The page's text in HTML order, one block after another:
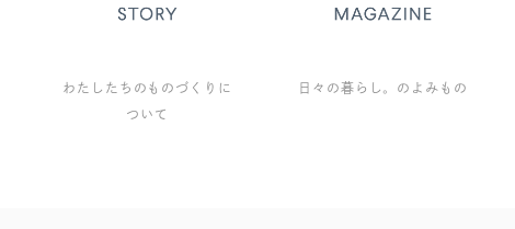
わたしたちのものづくりに
ついて
日々の暮らし。のよみもの